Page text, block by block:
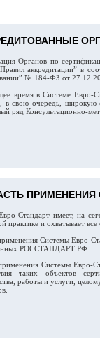
Органов по
аккредитации” в
№ 184-ФЗ от
время в Системе Евро-
свою очередь, широкую
ряд Консультационно-
Стандарт имеет, на
практике и охватывает все
Системы Евро-
РОССТАНДАРТ РФ.
Системы Евро-
таких объектов
работы и услуги,